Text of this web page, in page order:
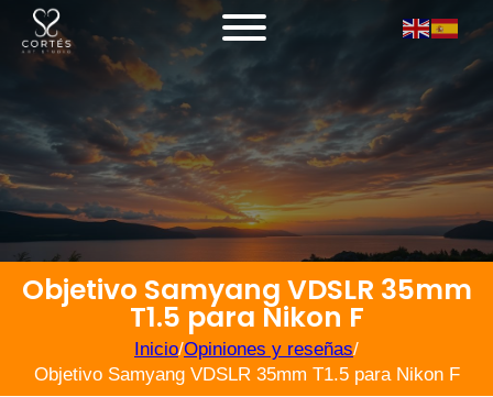
Objetivo Samyang VDSLR 35mm
T1.5 para Nikon F
Inicio/Opiniones y reseñas/
Objetivo Samyang VDSLR 35mm T1.5 para Nikon F